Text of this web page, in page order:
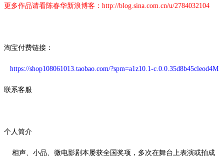
更多作品请看陈春华新浪博客： http://blog.sina.com.cn/u/2784032104
淘宝付费链接：
https://shop108061013.taobao.com/?spm=a1z10.1-c.0.0.35d8b45cleod4M
联系客服
个人简介
相声、小品、微电影剧本屡获全国奖项，多次在舞台上表演或拍成